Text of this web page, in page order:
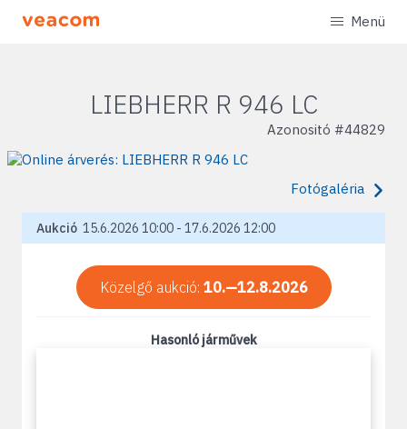
Menü
LIEBHERR R 946 LC
Azonositó #44829
Fotógaléria
Aukció 15.6.2026 10:00 - 17.6.2026 12:00
Közelgő aukció: 10.—12.8.2026
Hasonló járművek